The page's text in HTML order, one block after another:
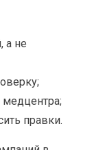
а не
медцентра;
правки.